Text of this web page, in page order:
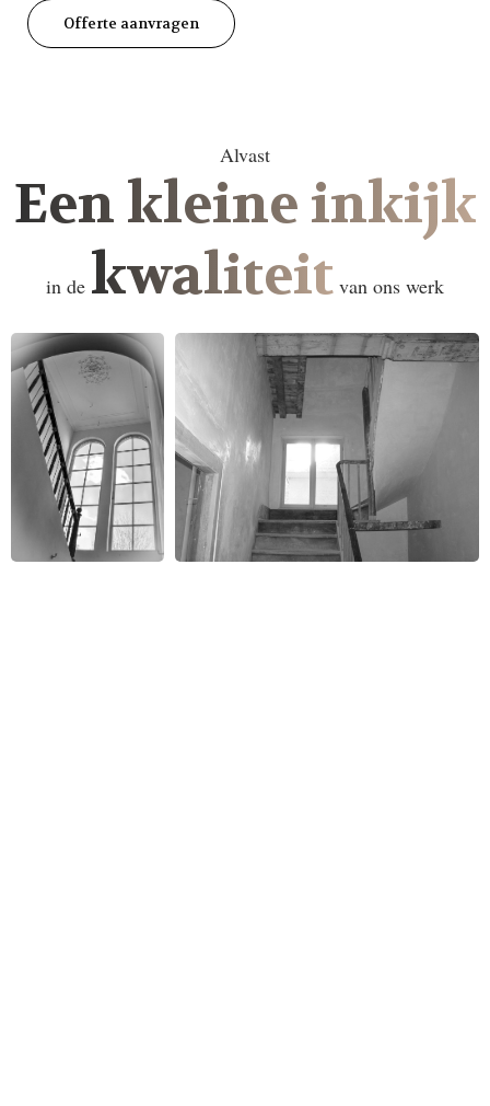
Offerte aanvragen
Alvast
Een kleine inkijk
in de kwaliteit van ons werk